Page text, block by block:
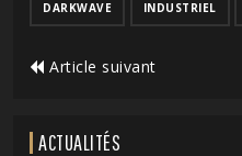
DARKWAVE INDUSTRIEL
Article suivant
ACTUALITÉS